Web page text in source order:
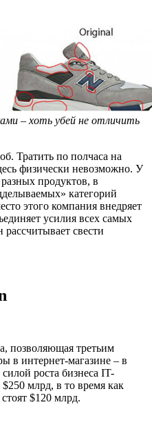
– хоть убей не отличить
Тратить по полчаса на
физически невозможно. У
продуктов, в
категорий
этого компания внедряет
усилия всех самых
свести
позволяющая третьим
в интернет-магазине – в
роста бизнеса IT-
$250 млрд, в то время как
$120 млрд.